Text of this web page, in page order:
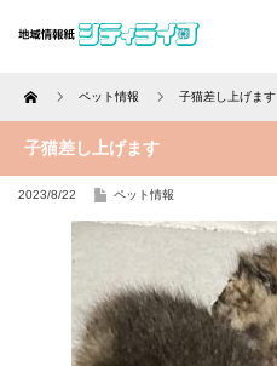
Home ペット情報 子猫差し上げます
子猫差し上げます
2023/8/22 ペット情報